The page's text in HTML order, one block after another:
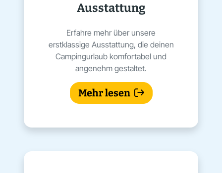
Ausstattung
Erfahre mehr über unsere
erstklassige Ausstattung, die deinen
Campingurlaub komfortabel und
angenehm gestaltet.
Mehr lesen